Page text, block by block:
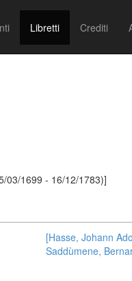
Libretti Crediti
03/1699 - 16/12/1783)]
[Hasse, Johann
Saddùmene,